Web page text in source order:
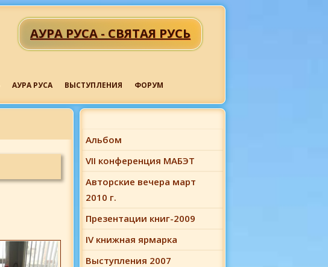
АУРА РУСА - СВЯТАЯ РУСЬ
АУРА РУСА ВЫСТУПЛЕНИЯ ФОРУМ
Альбом
VII конференция МАБЭТ
Авторские вечера март
2010 г.
Презентации книг-2009
IV книжная ярмарка
Выступления 2007